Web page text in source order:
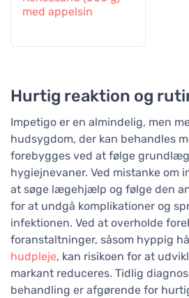
med appelsin
Hurtig reaktion og
Impetigo er en almindelig, men
hudsygdom, der kan behandles
forebygges ved at følge
hygiejnevaner. Ved mistanke om
at søge lægehjælp og følge den
for at undgå komplikationer og
infektionen. Ved at overholde
foranstaltninger, såsom hyppig
hudpleje, kan risikoen for at
markant reduceres. Tidlig
behandling er afgørende for